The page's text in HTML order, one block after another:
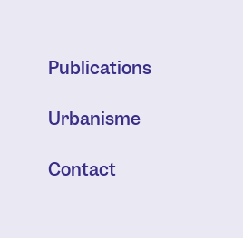
Publications
Urbanisme
Contact